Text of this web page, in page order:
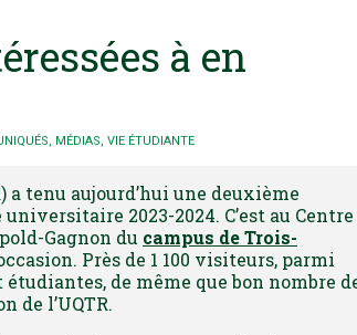
à en
, MÉDIAS, VIE ÉTUDIANTE
a tenu aujourd’hui une deuxième
2023-2024. C’est au Centre
Gagnon du campus de Trois-
Près de 1 100 visiteurs, parmi
de même que bon nombre
de l’UQTR.